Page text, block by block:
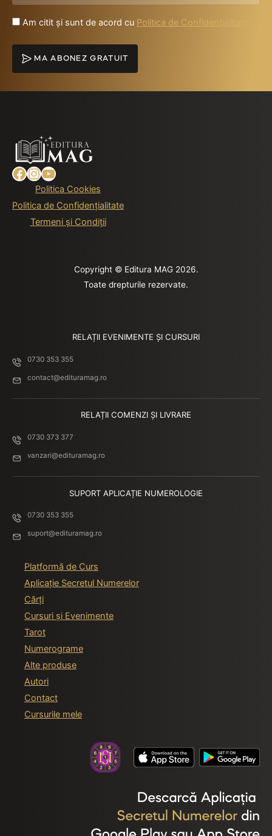
Am citit și sunt de acord cu Politica de Confidențialitate
MA ABONEZ GRATUIT
Facebook
Instagram
YouTube
Politica Cookies
Politica de Confidențialitate
Termeni și Condiții
Copyright © Editura MAG 2026.
Toate drepturile rezervate.
RELAȚII EVENIMENTE ȘI CURSURI
0730 353 355
contact@edituramag.ro
RELAȚII COMENZI ȘI LIVRARE
0730 373 377
vanzari@edituramag.ro
SUPORT APLICAȚIE NUMEROLOGIE
0730 353 355
suport@edituramag.ro
Platformă de Curs
Aplicație Secretul Numerelor
Cărți
Cursuri și Evenimente
Tarot
Numerograme
Alte produse
Autori
Contact
Cursurile mele